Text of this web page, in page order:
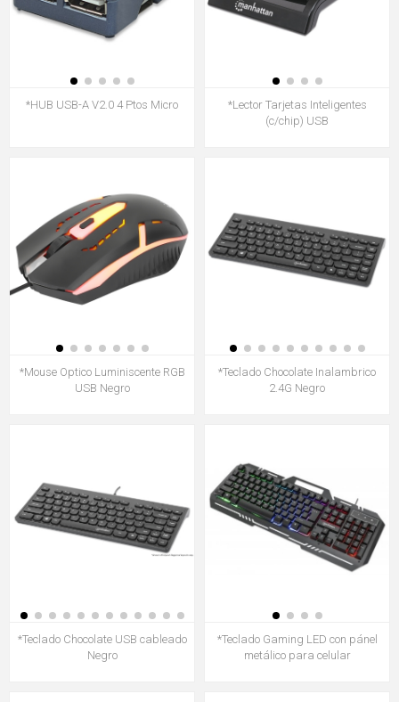
*HUB USB-A V2.0 4 Ptos Micro
*Lector Tarjetas Inteligentes
(c/chip) USB
*Mouse Optico Luminiscente RGB
USB Negro
*Teclado Chocolate Inalambrico
2.4G Negro
*Teclado Chocolate USB cableado
Negro
*Teclado Gaming LED con pánel
metálico para celular